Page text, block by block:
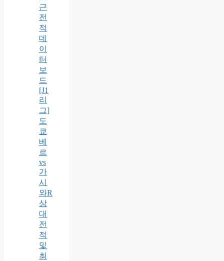
근
전
적
데
이
터
보
드
[J1
리
그]
도
쿄
베
르
vs
가
시
와R
상
대
전
적
및
최